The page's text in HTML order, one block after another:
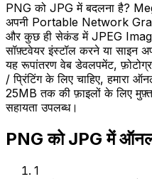
PNG को JPG में बदलना है?
अपनी Portable Network
और कुछ ही सेकंड में JPEG
सॉफ़्टवेयर इंस्टॉल करने या साइन
यह रूपांतरण वेब डेवलपमेंट,
/ प्रिंटिंग के लिए चाहिए, हमारा
25MB तक की फ़ाइलों के लिए
सहायता उपलब्ध।
PNG को JPG में
1